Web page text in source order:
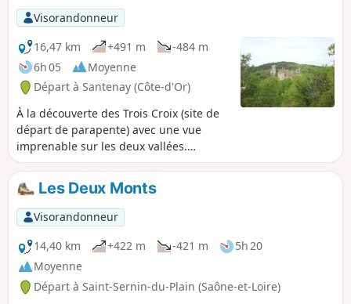
Visorandonneur
16,47 km
+491 m
-484 m
6h 05
Moyenne
Départ à Santenay (Côte-d'Or)
À la découverte des Trois Croix (site de
départ de parapente) avec une vue
imprenable sur les deux vallées.
Parcours entre mont et forêt, avec pour
finir le Château de la Rochepot.
Les Deux Monts
Visorandonneur
14,40 km
+422 m -421 m
5h 20
Moyenne
Départ à Saint-Sernin-du-Plain (Saône-et-Loire)